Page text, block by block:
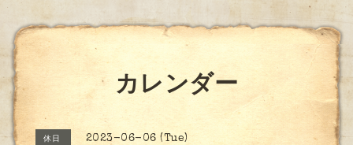
カレンダー
休日 2023-06-06 (Tue)